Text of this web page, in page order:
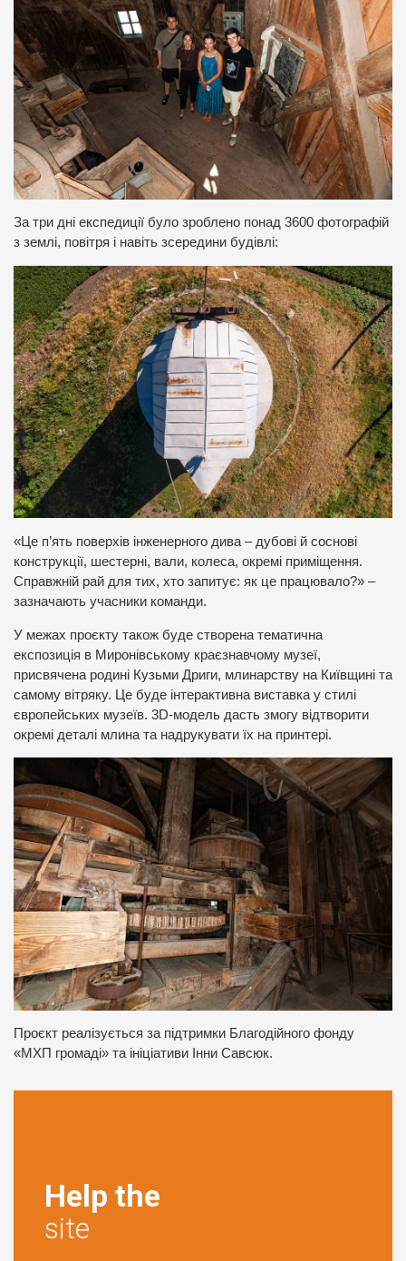
За три дні експедиції було зроблено понад 3600 фотографій
з землі, повітря і навіть зсередини будівлі:
«Це п’ять поверхів інженерного дива – дубові й соснові
конструкції, шестерні, вали, колеса, окремі приміщення.
Справжній рай для тих, хто запитує: як це працювало?» –
зазначають учасники команди.
У межах проєкту також буде створена тематична
експозиція в Миронівському краєзнавчому музеї,
присвячена родині Кузьми Дриги, млинарству на Київщині та
самому вітряку. Це буде інтерактивна виставка у стилі
європейських музеїв. 3D-модель дасть змогу відтворити
окремі деталі млина та надрукувати їх на принтері.
Проєкт реалізується за підтримки Благодійного фонду
«МХП громаді» та ініціативи Інни Савсюк.
Help the
site